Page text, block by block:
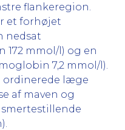
flankeregion.
et forhøjet
nedsat
172 mmol/l) og en
7,2 mmol/l).
ordinerede læge
af maven og